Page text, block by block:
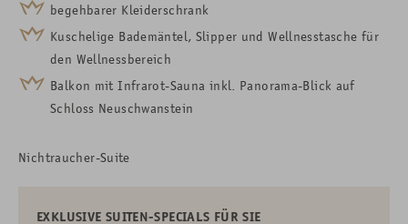
begehbarer Kleiderschrank
Kuschelige Bademäntel, Slipper und Wellnesstasche für
den Wellnessbereich
Balkon mit Infrarot-Sauna inkl. Panorama-Blick auf
Schloss Neuschwanstein
Nichtraucher-Suite
EXKLUSIVE SUITEN-SPECIALS FÜR SIE